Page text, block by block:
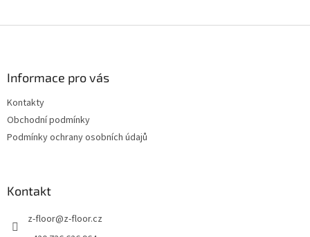
Informace pro vás
Kontakty
Obchodní podmínky
Podmínky ochrany osobních údajů
Kontakt
z-floor@z-floor.cz